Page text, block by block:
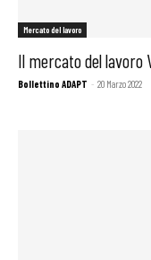
Mercato del lavoro
Il mercato del lavoro
Bollettino ADAPT - 20 Marzo 2022